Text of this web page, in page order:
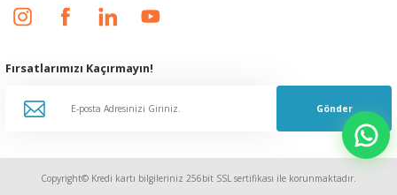
Fırsatlarımızı Kaçırmayın!
Gönder
Copyright© Kredi kartı bilgileriniz 256bit SSL sertifikası ile korunmaktadır.